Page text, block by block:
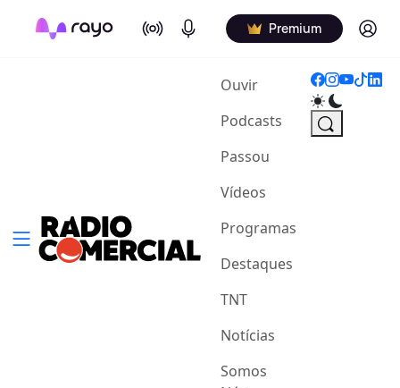
On Air Podcasts Premium Log in
Ouvir(current)
Podcasts
Passou
Vídeos
Programas
Destaques
TNT
Notícias
Somos